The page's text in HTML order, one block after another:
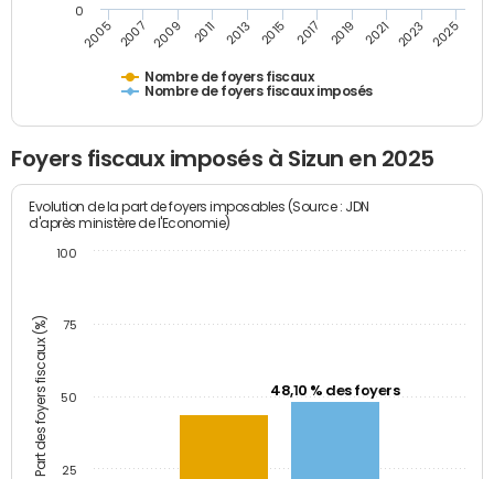
Nombre de foyers fiscaux
Nombre de foyers fiscaux imposés
2005 2007 2009 2011 2013 2015 2017 2019 2021 2023 2025
0
Foyers fiscaux imposés à Sizun en 2025
Part des foyers fiscaux (%)
Evolution de la part de foyers imposables (Source : JDN
d'après ministère de l'Economie)
48,10 % des foyers
25
50
75
100